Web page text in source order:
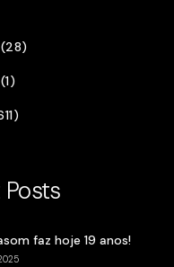
(28)
faz hoje 19 anos!